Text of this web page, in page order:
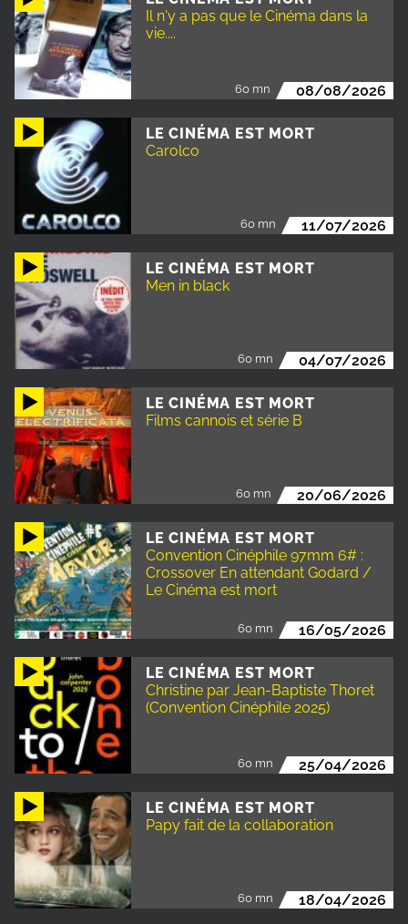
Il n'y a pas que le Cinéma dans la
vie....
60 mn 08/08/2026
LE CINÉMA EST MORT
Carolco
60 mn 11/07/2026
LE CINÉMA EST MORT
Men in black
60 mn 04/07/2026
LE CINÉMA EST MORT
Films cannois et série B
60 mn 20/06/2026
LE CINÉMA EST MORT
Convention Cinéphile 97mm 6# :
Crossover En attendant Godard /
Le Cinéma est mort
60 mn 16/05/2026
LE CINÉMA EST MORT
Christine par Jean-Baptiste Thoret
(Convention Cinéphile 2025)
60 mn 25/04/2026
LE CINÉMA EST MORT
Papy fait de la collaboration
60 mn 18/04/2026